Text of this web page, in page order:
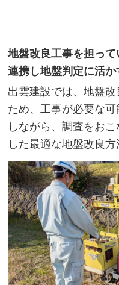
地盤改良工事を担っ
連携し地盤判定に活か
出雲建設では、地盤
ため、工事が必要な
しながら、調査をお
した最適な地盤改良方